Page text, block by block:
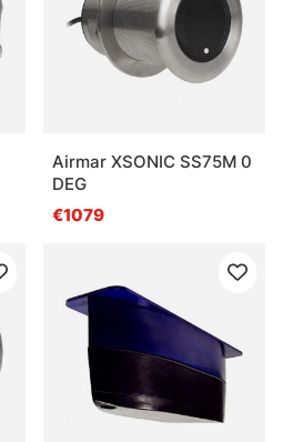
Airmar XSONIC SS75M 0
DEG
€1079